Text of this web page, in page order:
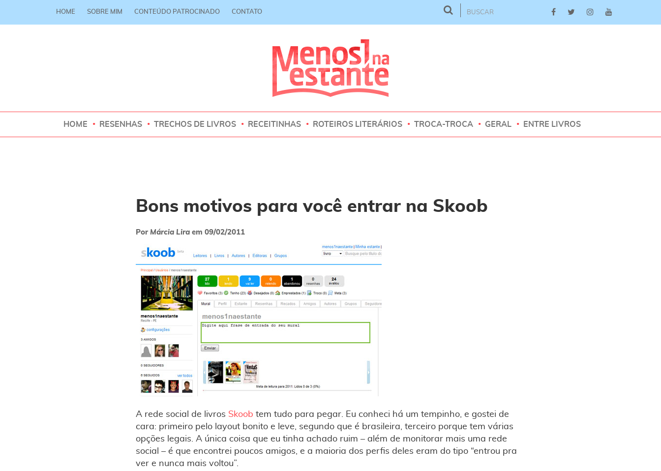
HOME SOBRE MIM CONTEÚDO PATROCINADO CONTATO
HOME RESENHAS TRECHOS DE LIVROS RECEITINHAS ROTEIROS LITERÁRIOS TROCA-TROCA GERAL ENTRE LIVROS
Bons motivos para você entrar na Skoob
Por Márcia Lira em09/02/2011
A rede social de livros Skoob tem tudo para pegar. Eu conheci há um tempinho, e gostei de
cara: primeiro pelo layout bonito e leve, segundo que é brasileira, terceiro porque tem várias
opções legais. A única coisa que eu tinha achado ruim – além de monitorar mais uma rede
social – é que encontrei poucos amigos, e a maioria dos perfis deles eram do tipo “entrou pra
ver e nunca mais voltou”.